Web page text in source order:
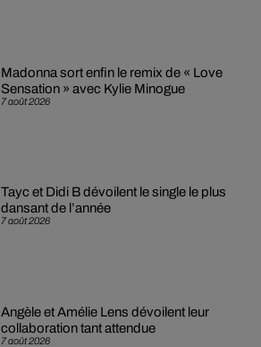
7 août 2026
Madonna sort enfin le remix de « Love
Sensation » avec Kylie Minogue
7 août 2026
Tayc et Didi B dévoilent le single le plus
dansant de l’année
7 août 2026
Angèle et Amélie Lens dévoilent leur
collaboration tant attendue